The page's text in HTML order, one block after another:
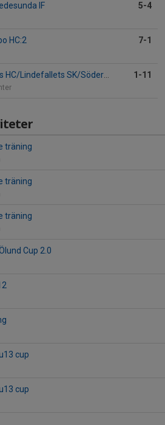
IF 5-4
HC:2 7-1
Hudiksvalls HC/Lindefallets SK/Söderhamns IK – U18
1-11
träning
träning
träning
Cup 2.0
cup
cup